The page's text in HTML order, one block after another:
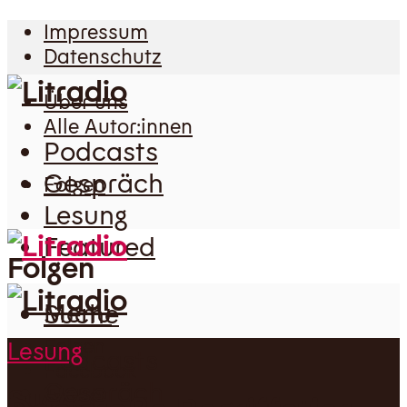
Impressum
Datenschutz
Über uns
Alle Autor:innen
Folgen
Folgen
Folgen
Facebook
Podcasts
Gespräch
Lesung
Featured
Menu
Suche
Podcasts
Lesung